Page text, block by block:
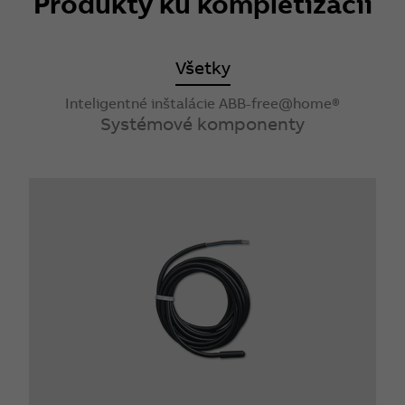
Všetky
Inteligentné inštalácie ABB-free@home®
Systémové komponenty